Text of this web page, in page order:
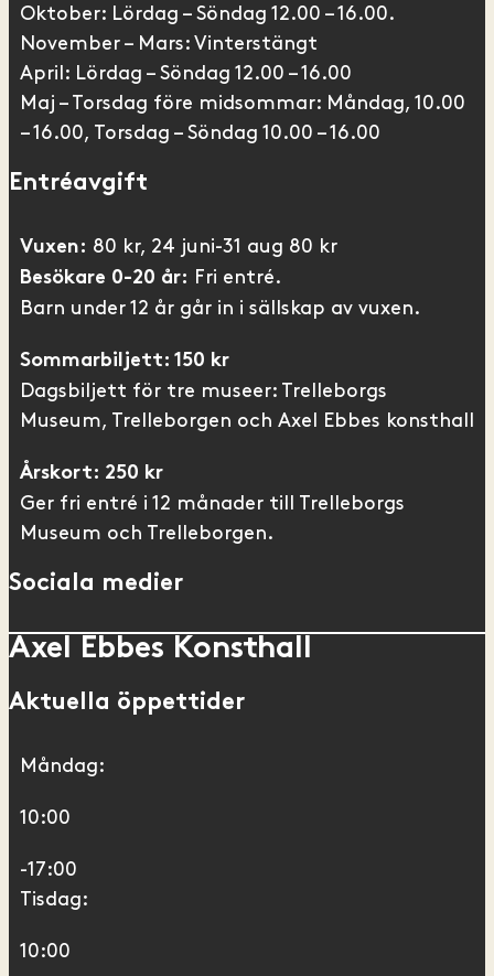
Oktober: Lördag – Söndag 12.00 – 16.00.
November – Mars: Vinterstängt
April: Lördag – Söndag 12.00 – 16.00
Maj – Torsdag före midsommar: Måndag, 10.00
– 16.00, Torsdag – Söndag 10.00 – 16.00
Entréavgift
Vuxen: 80 kr, 24 juni-31 aug 80 kr
Besökare 0-20 år: Fri entré.
Barn under 12 år går in i sällskap av vuxen.
Sommarbiljett: 150 kr
Dagsbiljett för tre museer: Trelleborgs
Museum, Trelleborgen och Axel Ebbes konsthall
Årskort: 250 kr
Ger fri entré i 12 månader till Trelleborgs
Museum och Trelleborgen.
Sociala medier
Axel Ebbes Konsthall
Aktuella öppettider
Måndag:
10:00
-17:00
Tisdag:
10:00